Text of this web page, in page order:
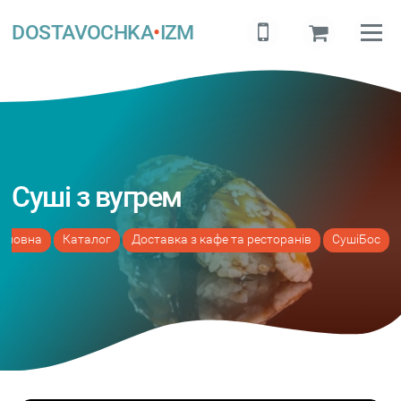
DOSTAVOCHKA•IZM
Суші з вугрем
Каталог Доставка з кафе та ресторанів СушіБос